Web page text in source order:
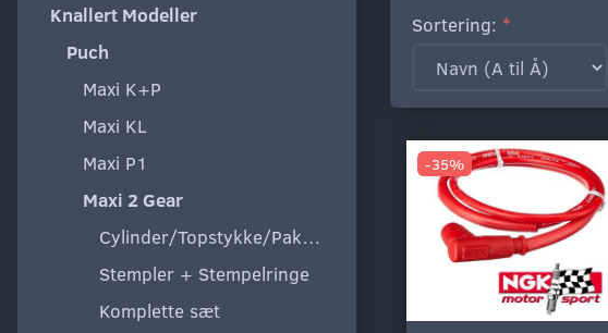
Knallert Modeller
Puch
Maxi K+P
Maxi KL
Maxi P1
Maxi 2 Gear
Cylinder/Topstykke/Pakning
Stempler + Stempelringe
Komplette sæt
Sortering:
-35%